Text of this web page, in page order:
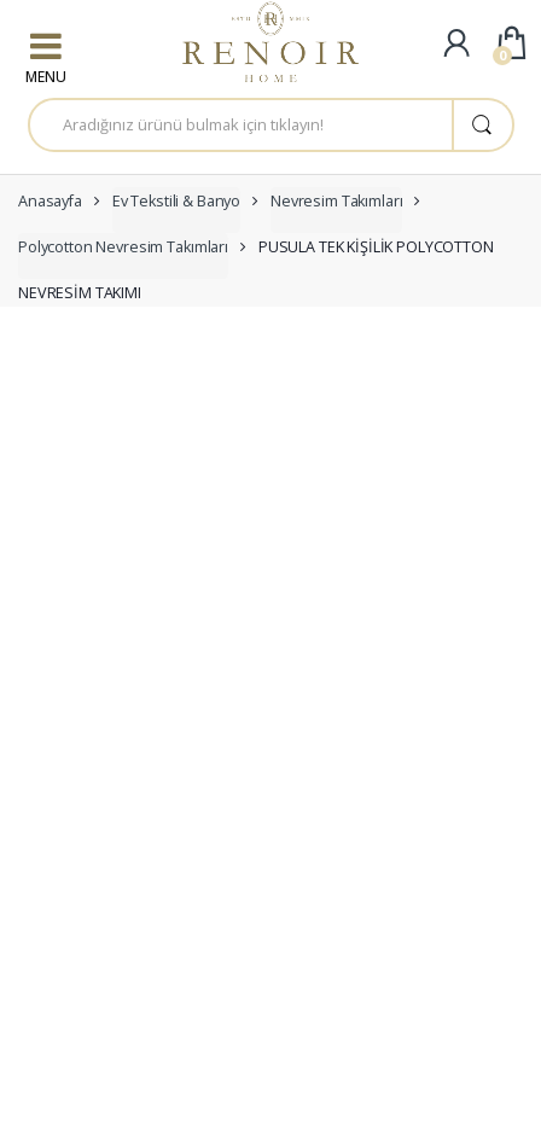
A
r
a
a
:
Anasayfa Ev Tekstili & Banyo Nevresim Takımları
Polycotton Nevresim Takımları PUSULA TEK KİŞİLİK POLYCOTTON
NEVRESİM TAKIMI
0